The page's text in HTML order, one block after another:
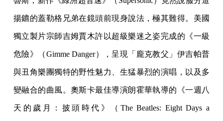
揚鑣的蓋勒格兄弟在鏡頭前現身說法，極其難得。美國
獨立製片宗師吉姆賈木許以超級樂迷之姿完成的《一級
危險》（Gimme Danger），呈現「龐克教父」伊吉帕普
與丑角樂團獨特的野性魅力、生猛暴烈的演唱，以及多
變融合的曲風。奧斯卡最佳導演朗霍華執導的《一週八
天的歲月：披頭時代》（The Beatles: Eight Days a